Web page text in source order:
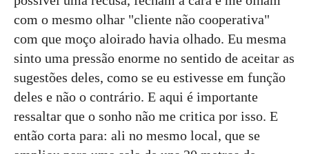
com o mesmo olhar "cliente não cooperativa"
com que moço aloirado havia olhado. Eu mesma
sinto uma pressão enorme no sentido de aceitar as
sugestões deles, como se eu estivesse em função
deles e não o contrário. E aqui é importante
ressaltar que o sonho não me critica por isso. E
então corta para: ali no mesmo local, que se